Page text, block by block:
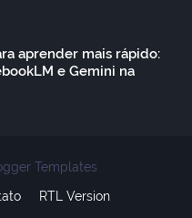
aprender mais rápido:
e Gemini na
Templates
RTL Version